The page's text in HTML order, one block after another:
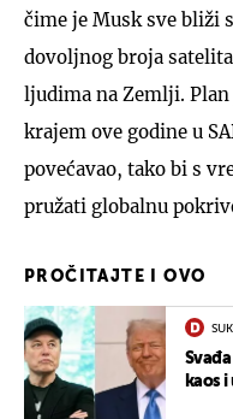
čime je Musk sve bliži
dovoljnog broja
ljudima na Zemlji.
krajem ove godine u
povećavao, tako bi s
pružati globalnu
PROČITAJTE I OVO
kaos